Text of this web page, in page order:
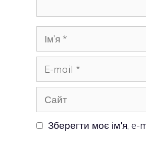
Ім’я
mail
Сайт
Зберегти моє ім'я, e-